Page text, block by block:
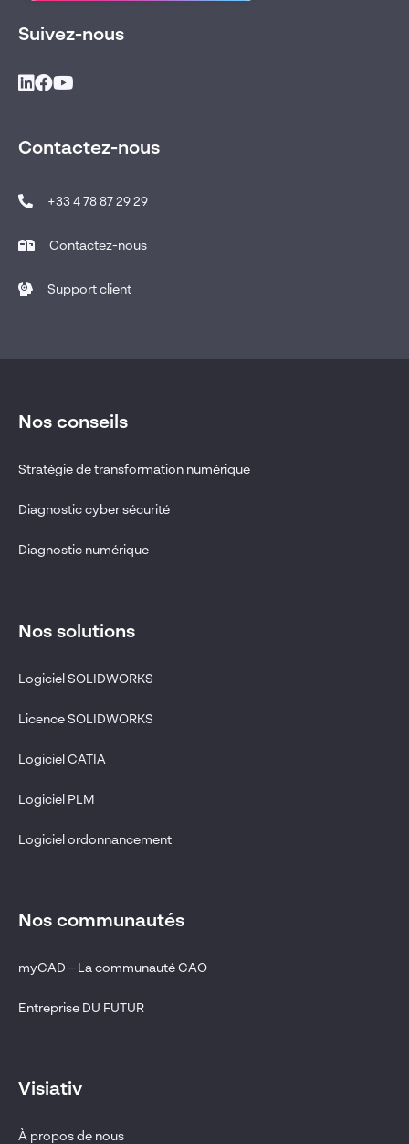
Suivez-nous
Contactez-nous
+33 4 78 87 29 29
Contactez-nous
Support client
Nos conseils
Stratégie de transformation numérique
Diagnostic cyber sécurité
Diagnostic numérique
Nos solutions
Logiciel SOLIDWORKS
Licence SOLIDWORKS
Logiciel CATIA
Logiciel PLM
Logiciel ordonnancement
Nos communautés
myCAD – La communauté CAO
Entreprise DU FUTUR
Visiativ
À propos de nous